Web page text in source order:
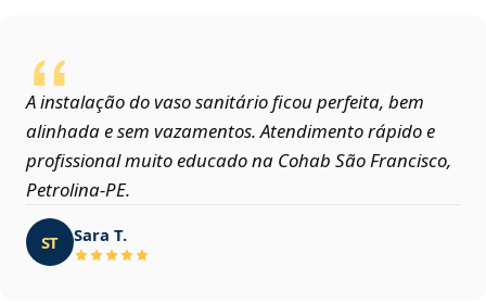
A instalação do vaso sanitário ficou perfeita, bem
alinhada e sem vazamentos. Atendimento rápido e
profissional muito educado na Cohab São Francisco,
Petrolina‑PE.
ST Sara T.